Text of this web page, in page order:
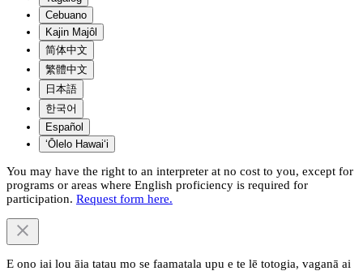
Cebuano
Kajin Majôl
简体中文
繁體中文
日本語
한국어
Español
ʻŌlelo Hawaiʻi
You may have the right to an interpreter at no cost to you, except for
programs or areas where English proficiency is required for
participation. Request form here.
E ono iai lou āia tatau mo se faamatala upu e te lē totogia, vaganā ai